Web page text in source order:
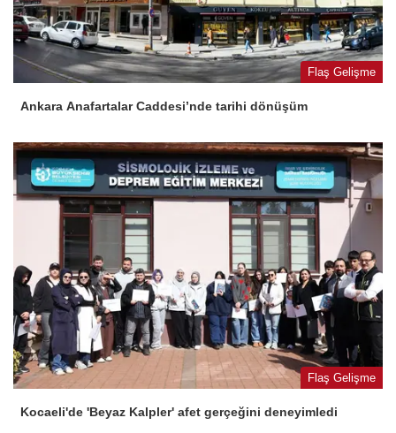
Flaş Gelişme
Ankara Anafartalar Caddesi’nde tarihi dönüşüm
Flaş Gelişme
Kocaeli'de 'Beyaz Kalpler' afet gerçeğini deneyimledi